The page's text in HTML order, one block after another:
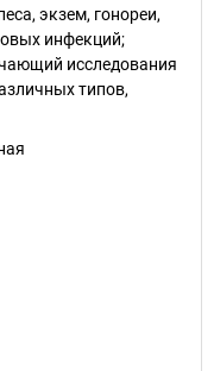
экзем, гонореи,
инфекций;
исследования
типов,